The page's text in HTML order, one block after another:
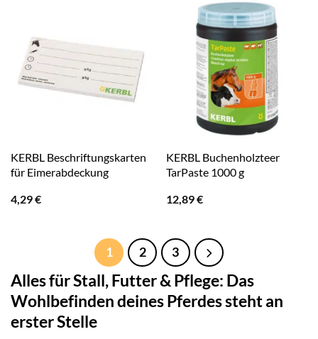
KERBL Beschriftungskarten
für Eimerabdeckung
4,29€
KERBL Buchenholzteer
TarPaste 1000 g
12,89€
1 2 3
Alles für Stall, Futter & Pflege: Das
Wohlbefinden deines Pferdes steht an
erster Stelle